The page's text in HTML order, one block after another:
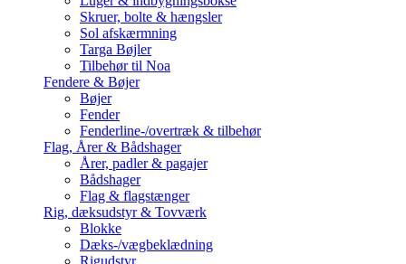
Skruer, bolte & hængsler
Sol afskærmning
Targa Bøjler
Tilbehør til Noa
Fendere & Bøjer
Bøjer
Fender
Fenderline-/overtræk & tilbehør
Flag, Årer & Bådshager
Årer, padler & pagajer
Bådshager
Flag & flagstænger
Rig, dæksudstyr & Tovværk
Blokke
Dæks-/vægbeklædning
Rigudstyr